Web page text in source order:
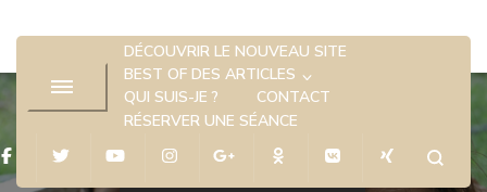
DÉCOUVRIR LE NOUVEAU SITE
BEST OF DES ARTICLES
QUI SUIS-JE ?
CONTACT
RÉSERVER UNE SÉANCE